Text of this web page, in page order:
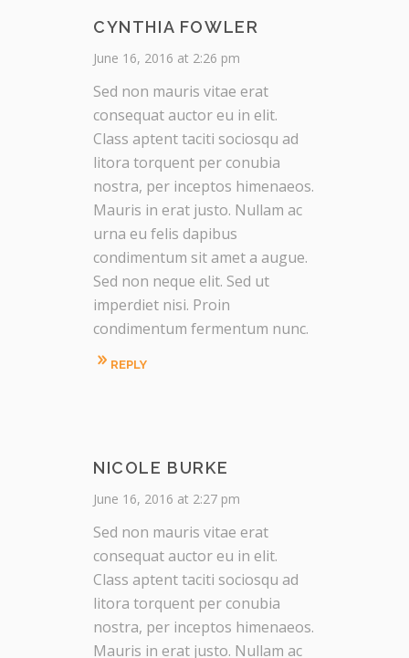
CYNTHIA FOWLER
June 16, 2016 at 2:26 pm
Sed non mauris vitae erat
consequat auctor eu in elit.
Class aptent taciti sociosqu ad
litora torquent per conubia
nostra, per inceptos himenaeos.
Mauris in erat justo. Nullam ac
urna eu felis dapibus
condimentum sit amet a augue.
Sed non neque elit. Sed ut
imperdiet nisi. Proin
condimentum fermentum nunc.
REPLY
NICOLE BURKE
June 16, 2016 at 2:27 pm
Sed non mauris vitae erat
consequat auctor eu in elit.
Class aptent taciti sociosqu ad
litora torquent per conubia
nostra, per inceptos himenaeos.
Mauris in erat justo. Nullam ac